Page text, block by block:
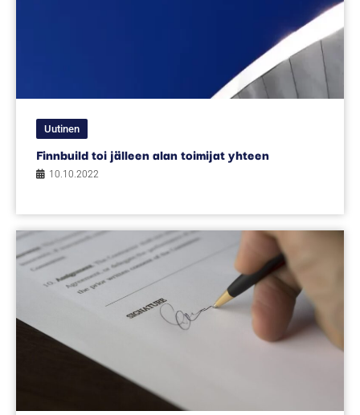
Uutinen
Finnbuild toi jälleen alan toimijat yhteen
10.10.2022